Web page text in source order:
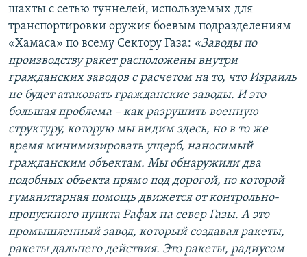
шахты с сетью туннелей, используемых для
транспортировки оружия боевым подразделениям
«Хамаса» по всему Сектору Газа: «Заводы по
производству ракет расположены внутри
гражданских заводов с расчетом на то, что Израиль
не будет атаковать гражданские заводы. И это
большая проблема – как разрушить военную
структуру, которую мы видим здесь, но в то же
время минимизировать ущерб, наносимый
гражданским объектам. Мы обнаружили два
подобных объекта прямо под дорогой, по которой
гуманитарная помощь движется от контрольно-
пропускного пункта Рафах на север Газы. А это
промышленный завод, который создавал ракеты,
ракеты дальнего действия. Это ракеты, радиусом